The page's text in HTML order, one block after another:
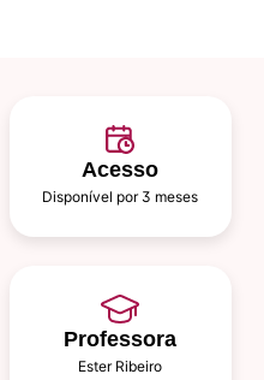
Acesso
Disponível por 3 meses
Professora
Ester Ribeiro